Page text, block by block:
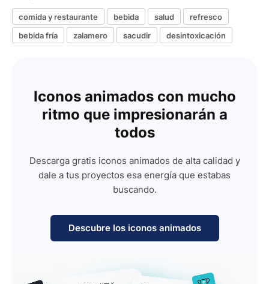
comida y restaurante bebida salud
refresco
bebida fría
zalamero sacudir desintoxicación
Iconos animados con mucho
ritmo que impresionarán a
todos
Descarga gratis iconos animados de alta calidad y
dale a tus proyectos esa energía que estabas
buscando.
Descubre los iconos animados